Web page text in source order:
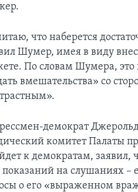
что наберется
Шумер, имея в виду
По словам Шумера, это
вмешательства» со
демократ
комитет Палаты
к демократам, заявил,
на слушаниях –
о его «выраженном